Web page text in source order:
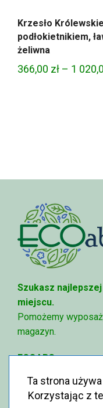
Krzesło
podłokietnikiem,
żeliwna
366,00 zł – 1
Szukasz
miejscu.
Pomożemy
magazyn.
ECOABC
515-056-515
Królewska 6, 05-
Ta strona
Korzystając z